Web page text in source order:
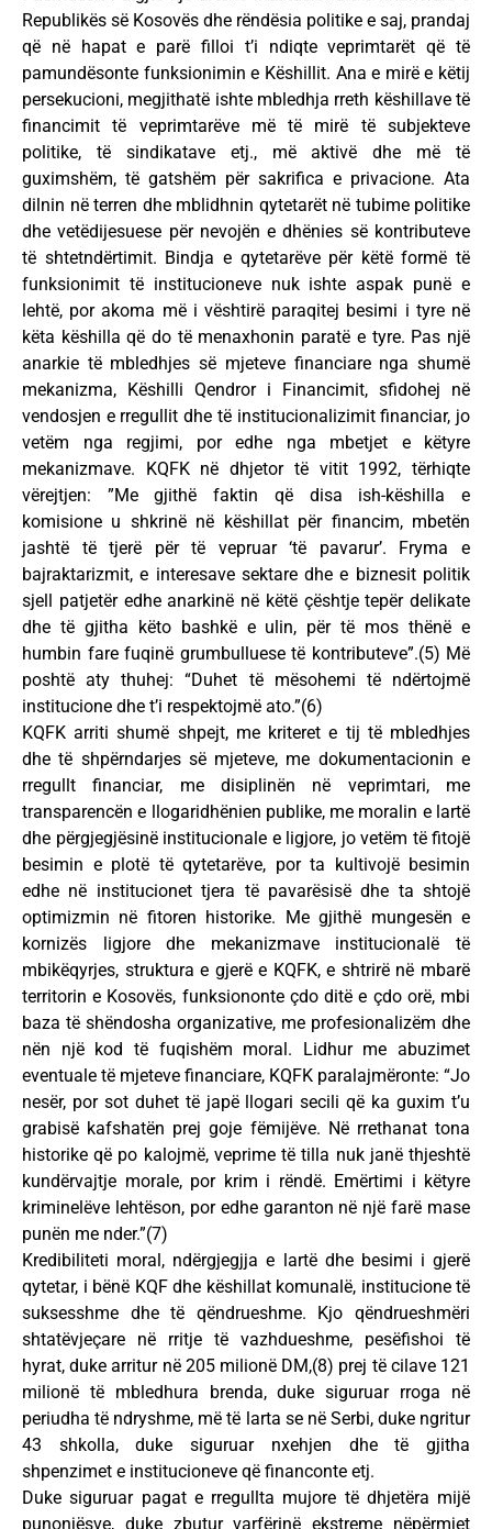
Republikës së Kosovës dhe rëndësia politike e saj, prandaj
që në hapat e parë filloi t’i ndiqte veprimtarët që të
pamundësonte funksionimin e Këshillit. Ana e mirë e këtij
persekucioni, megjithatë ishte mbledhja rreth këshillave të
financimit të veprimtarëve më të mirë të subjekteve
politike, të sindikatave etj., më aktivë dhe më të
guximshëm, të gatshëm për sakrifica e privacione. Ata
dilnin në terren dhe mblidhnin qytetarët në tubime politike
dhe vetëdijesuese për nevojën e dhënies së kontributeve
të shtetndërtimit. Bindja e qytetarëve për këtë formë të
funksionimit të institucioneve nuk ishte aspak punë e
lehtë, por akoma më i vështirë paraqitej besimi i tyre në
këta këshilla që do të menaxhonin paratë e tyre. Pas një
anarkie të mbledhjes së mjeteve financiare nga shumë
mekanizma, Këshilli Qendror i Financimit, sfidohej në
vendosjen e rregullit dhe të institucionalizimit financiar, jo
vetëm nga regjimi, por edhe nga mbetjet e këtyre
mekanizmave. KQFK në dhjetor të vitit 1992, tërhiqte
vërejtjen: ”Me gjithë faktin që disa ish-këshilla e
komisione u shkrinë në këshillat për financim, mbetën
jashtë të tjerë për të vepruar ‘të pavarur’. Fryma e
bajraktarizmit, e interesave sektare dhe e biznesit politik
sjell patjetër edhe anarkinë në këtë çështje tepër delikate
dhe të gjitha këto bashkë e ulin, për të mos thënë e
humbin fare fuqinë grumbulluese të kontributeve”.(5) Më
poshtë aty thuhej: “Duhet të mësohemi të ndërtojmë
institucione dhe t’i respektojmë ato.”(6)
KQFK arriti shumë shpejt, me kriteret e tij të mbledhjes
dhe të shpërndarjes së mjeteve, me dokumentacionin e
rregullt financiar, me disiplinën në veprimtari, me
transparencën e llogaridhënien publike, me moralin e lartë
dhe përgjegjësinë institucionale e ligjore, jo vetëm të fitojë
besimin e plotë të qytetarëve, por ta kultivojë besimin
edhe në institucionet tjera të pavarësisë dhe ta shtojë
optimizmin në fitoren historike. Me gjithë mungesën e
kornizës ligjore dhe mekanizmave institucionalë të
mbikëqyrjes, struktura e gjerë e KQFK, e shtrirë në mbarë
territorin e Kosovës, funksiononte çdo ditë e çdo orë, mbi
baza të shëndosha organizative, me profesionalizëm dhe
nën një kod të fuqishëm moral. Lidhur me abuzimet
eventuale të mjeteve financiare, KQFK paralajmëronte: “Jo
nesër, por sot duhet të japë llogari secili që ka guxim t’u
grabisë kafshatën prej goje fëmijëve. Në rrethanat tona
historike që po kalojmë, veprime të tilla nuk janë thjeshtë
kundërvajtje morale, por krim i rëndë. Emërtimi i këtyre
kriminelëve lehtëson, por edhe garanton në një farë mase
punën me nder.”(7)
Kredibiliteti moral, ndërgjegjja e lartë dhe besimi i gjerë
qytetar, i bënë KQF dhe këshillat komunalë, institucione të
suksesshme dhe të qëndrueshme. Kjo qëndrueshmëri
shtatëvjeçare në rritje të vazhdueshme, pesëfishoi të
hyrat, duke arritur në 205 milionë DM,(8) prej të cilave 121
milionë të mbledhura brenda, duke siguruar rroga në
periudha të ndryshme, më të larta se në Serbi, duke ngritur
43 shkolla, duke siguruar nxehjen dhe të gjitha
shpenzimet e institucioneve që financonte etj.
Duke siguruar pagat e rregullta mujore të dhjetëra mijë
punonjësve, duke zbutur varfërinë ekstreme nëpërmjet